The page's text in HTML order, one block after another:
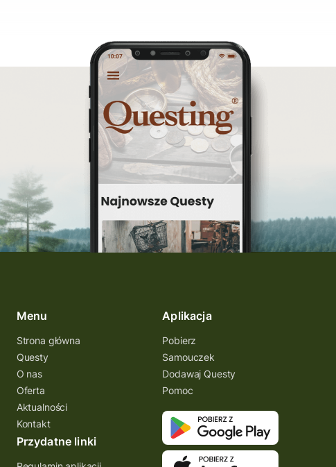
Menu
Strona główna
Questy
O nas
Oferta
Aktualności
Kontakt
Przydatne linki
Aplikacja
Pobierz
Samouczek
Dodawaj Questy
Pomoc